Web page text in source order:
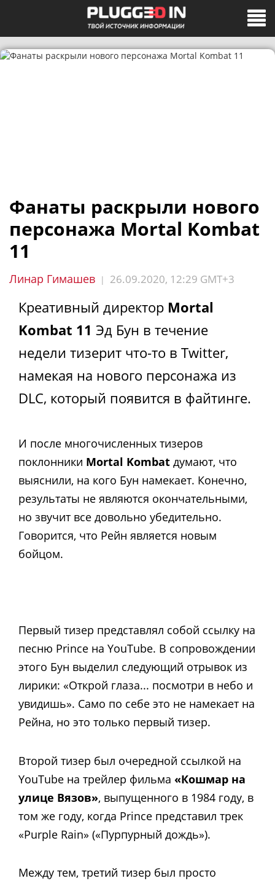
Фанаты раскрыли нового
персонажа Mortal Kombat
11
Линар Гимашев | 26.09.2020, 12:29 GMT+3
Креативный директор Mortal
Kombat 11 Эд Бун в течение
недели тизерит что-то в Twitter,
намекая на нового персонажа из
DLC, который появится в файтинге.
И после многочисленных тизеров
поклонники Mortal Kombat думают, что
выяснили, на кого Бун намекает. Конечно,
результаты не являются окончательными,
но звучит все довольно убедительно.
Говорится, что Рейн является новым
бойцом.
Первый тизер представлял собой ссылку на
песню Prince на YouTube. В сопровождении
этого Бун выделил следующий отрывок из
лирики: «Открой глаза... посмотри в небо и
увидишь». Само по себе это не намекает на
Рейна, но это только первый тизер.
Второй тизер был очередной ссылкой на
YouTube на трейлер фильма «Кошмар на
улице Вязов», выпущенного в 1984 году, в
том же году, когда Prince представил трек
«Purple Rain» («Пурпурный дождь»).
Между тем, третий тизер был просто